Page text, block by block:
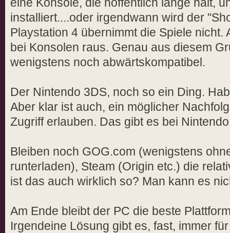
installiert....oder irgendwann wird der
Playstation 4 übernimmt die Spiele nicht.
bei Konsolen raus. Genau aus diesem
wenigstens noch abwärtskompatibel.
Der Nintendo 3DS, noch so ein Ding.
Aber klar ist auch, ein möglicher
Zugriff erlauben. Das gibt es bei
Bleiben noch GOG.com (wenigstens
runterladen), Steam (Origin etc.) die
ist das auch wirklich so? Man kann es
Am Ende bleibt der PC die beste
Irgendeine Lösung gibt es, fast, immer